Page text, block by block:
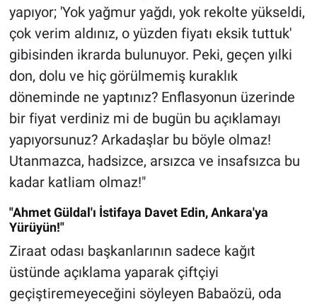
yapıyor; 'Yok yağmur yağdı, yok rekolte yükseldi,
çok verim aldınız, o yüzden fiyatı eksik tuttuk'
gibisinden ikrarda bulunuyor. Peki, geçen yılki
don, dolu ve hiç görülmemiş kuraklık
döneminde ne yaptınız? Enflasyonun üzerinde
bir fiyat verdiniz mi de bugün bu açıklamayı
yapıyorsunuz? Arkadaşlar bu böyle olmaz!
Utanmazca, hadsizce, arsızca ve insafsızca bu
kadar katliam olmaz!"
"Ahmet Güldal'ı İstifaya Davet Edin, Ankara'ya
Yürüyün!"
Ziraat odası başkanlarının sadece kağıt
üstünde açıklama yaparak çiftçiyi
geçiştiremeyeceğini söyleyen Babaözü, oda